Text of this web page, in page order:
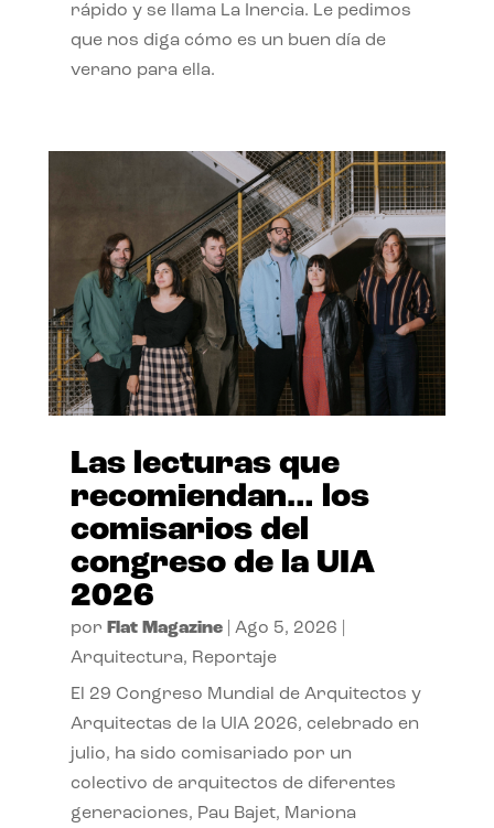
rápido y se llama La Inercia. Le pedimos
que nos diga cómo es un buen día de
verano para ella.
Las lecturas que
recomiendan… los
comisarios del
congreso de la UIA
2026
por Flat Magazine| Ago 5, 2026
Arquitectura, Reportaje
El 29 Congreso Mundial de Arquitectos y
Arquitectas de la UIA 2026, celebrado en
julio, ha sido comisariado por un
colectivo de arquitectos de diferentes
generaciones, Pau Bajet, Mariona